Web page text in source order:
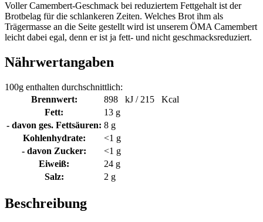
Voller Camembert-Geschmack bei reduziertem Fettgehalt ist der
Brotbelag für die schlankeren Zeiten. Welches Brot ihm als
Trägermasse an die Seite gestellt wird ist unserem ÖMA Camembert
leicht dabei egal, denn er ist ja fett- und nicht geschmacksreduziert.
Nährwertangaben
100g enthalten durchschnittlich:
Brennwert:
898 kJ / 215 Kcal
Fett:
13 g
- davon ges. Fettsäuren: 8 g
Kohlenhydrate:
<1 g
- davon Zucker:
<1 g
Eiweiß:
24 g
Salz:
2 g
Beschreibung